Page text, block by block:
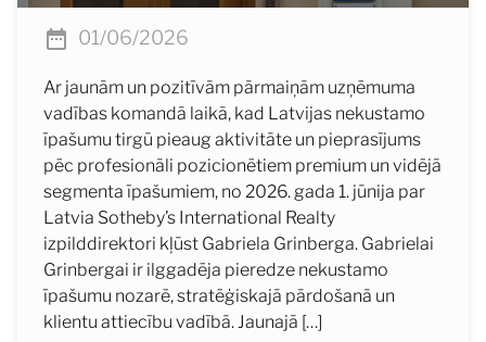
01/06/2026
Ar jaunām un pozitīvām pārmaiņām uzņēmuma
vadības komandā laikā, kad Latvijas nekustamo
īpašumu tirgū pieaug aktivitāte un pieprasījums
pēc profesionāli pozicionētiem premium un vidējā
segmenta īpašumiem, no 2026. gada 1. jūnija par
Latvia Sotheby’s International Realty
izpilddirektori kļūst Gabriela Grinberga. Gabrielai
Grinbergai ir ilggadēja pieredze nekustamo
īpašumu nozarē, stratēģiskajā pārdošanā un
klientu attiecību vadībā. Jaunajā […]